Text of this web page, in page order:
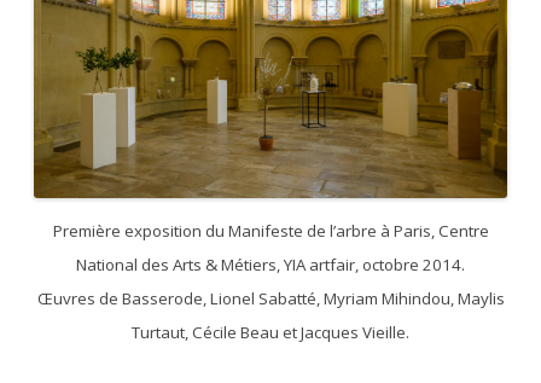
Première exposition du Manifeste de l’arbre à Paris, Centre
National des Arts & Métiers, YIA artfair, octobre 2014.
Œuvres de Basserode, Lionel Sabatté, Myriam Mihindou, Maylis
Turtaut, Cécile Beau et Jacques Vieille.